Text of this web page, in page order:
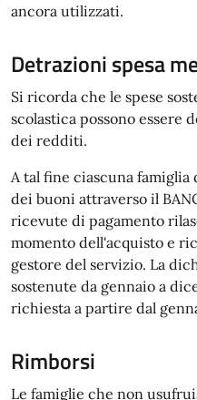
ancora utilizzati.
Detrazioni spesa
Si ricorda che le spese
scolastica possono essere
dei redditi.
A tal fine ciascuna
dei buoni attraverso il
ricevute di pagamento
momento dell'acquisto e
gestore del servizio. La
sostenute da gennaio a
richiesta a partire dal
Rimborsi
Le famiglie che non